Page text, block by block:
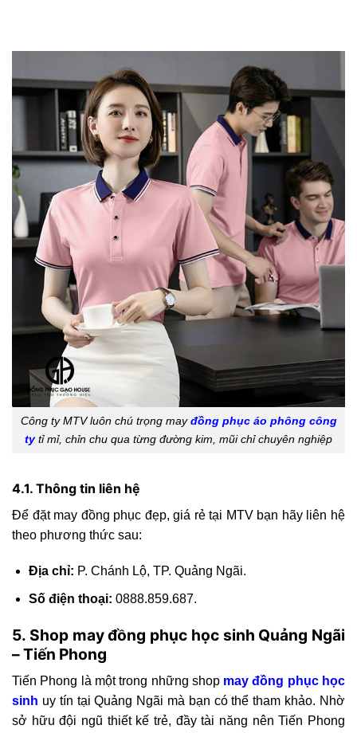
Công ty MTV luôn chú trọng mayđồng phục áo phông công
tytỉ mỉ, chỉn chu qua từng đường kim, mũi chỉ chuyên nghiệp
4.1. Thông tin liên hệ
Để đặt may đồng phục đẹp, giá rẻ tại MTV bạn hãy liên hệ
theo phương thức sau:
Địa chỉ: P. Chánh Lộ, TP. Quảng Ngãi.
Số điện thoại: 0888.859.687.
5. Shop may đồng phục học sinh Quảng Ngãi
– Tiến Phong
Tiến Phong là một trong những shop may đồng phục học
sinh uy tín tại Quảng Ngãi mà bạn có thể tham khảo. Nhờ
sở hữu đội ngũ thiết kế trẻ, đầy tài năng nên Tiến Phong